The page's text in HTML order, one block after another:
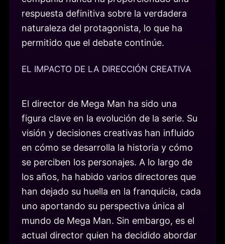
respuesta definitiva sobre la verdadera
naturaleza del protagonista, lo que ha
permitido que el debate continúe.
EL IMPACTO DE LA DIRECCIÓN CREATIVA
El director de Mega Man ha sido una
figura clave en la evolución de la serie. Su
visión y decisiones creativas han influido
en cómo se desarrolla la historia y cómo
se perciben los personajes. A lo largo de
los años, ha habido varios directores que
han dejado su huella en la franquicia, cada
uno aportando su perspectiva única al
mundo de Mega Man. Sin embargo, es el
actual director quien ha decidido abordar